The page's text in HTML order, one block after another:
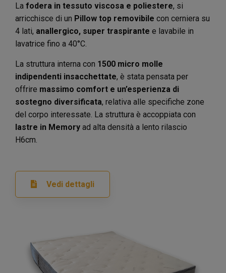
La fodera in tessuto viscosa e poliestere, si
arricchisce di un Pillow top removibile con cerniera su
4 lati, anallergico, super traspirante e lavabile in
lavatrice fino a 40°C.
La struttura interna con 1500 micro molle
indipendenti insacchettate, è stata pensata per
offrire massimo comfort e un’esperienza di
sostegno diversificata, relativa alle specifiche zone
del corpo interessate. La struttura è accoppiata con
lastre in Memory ad alta densità a lento rilascio
H6cm.
Vedi dettagli